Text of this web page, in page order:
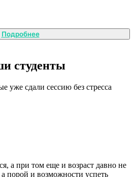
Подробнее
студенты
уже сдали сессию без стресса
а при том еще и возраст давно не
успеть